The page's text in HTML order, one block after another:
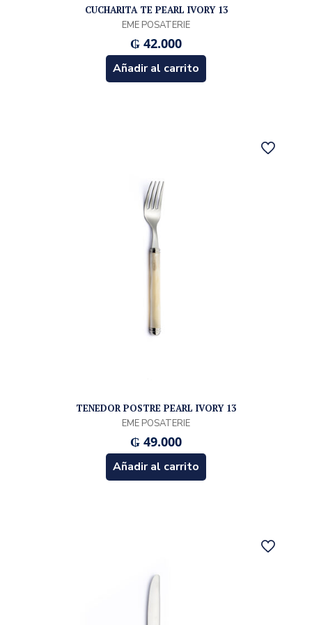
CUCHARITA TE PEARL IVORY 13
EME POSATERIE
₲ 42.000
Añadir al carrito
TENEDOR POSTRE PEARL IVORY 13
EME POSATERIE
₲ 49.000
Añadir al carrito